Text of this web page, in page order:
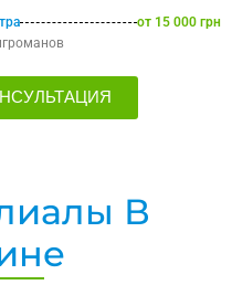
от 15 000 грн
В